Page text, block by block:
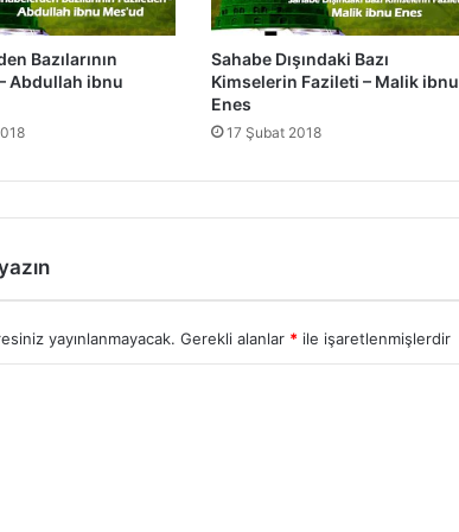
F
a
z
l
a
f
Bazılarının
Abdullah ibnu
Sahabe Dışındaki Bazı
Kimselerin Fazileti – Malik ibnu
Enes
17 Şubat 2018
yayınlanmayacak. Gerekli alanlar * ile işaretlenmişlerdir